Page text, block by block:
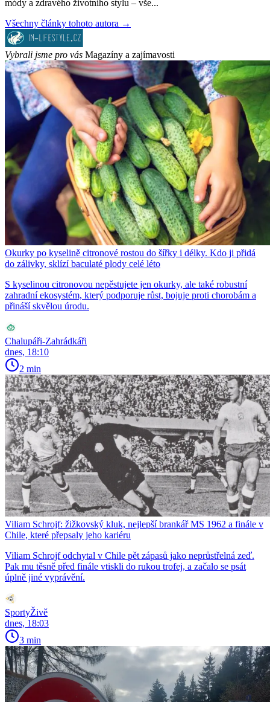
módy a zdravého životního stylu – vše...
Všechny články tohoto autora →
Vybrali jsme pro vás Magazíny a zajímavosti
Okurky po kyselině citronové rostou do šířky i délky. Kdo ji přidá
do zálivky, sklízí baculaté plody celé léto
S kyselinou citronovou nepěstujete jen okurky, ale také robustní
zahradní ekosystém, který podporuje růst, bojuje proti chorobám a
přináší skvělou úrodu.
Chalupáři-Zahrádkáři
dnes, 18:10
2 min
Viliam Schrojf: žižkovský kluk, nejlepší brankář MS 1962 a finále v
Chile, které přepsaly jeho kariéru
Viliam Schrojf odchytal v Chile pět zápasů jako neprůstřelná zeď.
Pak mu těsně před finále vtiskli do rukou trofej, a začalo se psát
úplně jiné vyprávění.
SportyŽivě
dnes, 18:03
3 min